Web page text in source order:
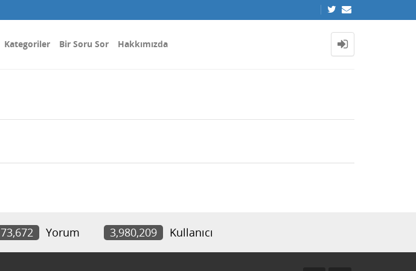
Kategoriler Bir Soru Sor Hakkımızda
73,672 Yorum 3,980,209 Kullanıcı